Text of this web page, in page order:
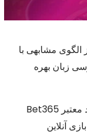
مشابهی با
زبان بهره
چه ربطی به برند معتبر Bet365
آنلاین